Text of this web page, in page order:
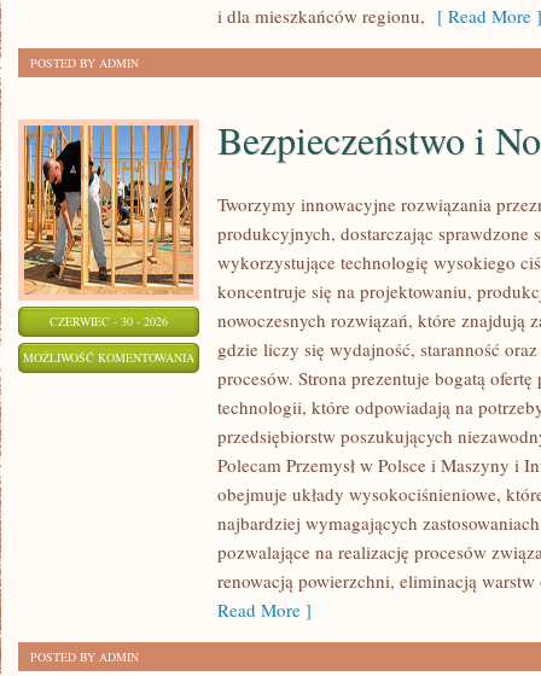
i dla mieszkańców regionu, [ Read More ]
POSTED BY ADMIN
CZERWIEC - 30 - 2026
MOŻLIWOŚĆ KOMENTOWANIA BEZPIECZEŃSTWO
NORMY
Bezpieczeństwo i
Tworzymy innowacyjne rozwiązania
produkcyjnych, dostarczając sprawdzone
wykorzystujące technologię wysokiego
koncentruje się na projektowaniu,
nowoczesnych rozwiązań, które znajdują
gdzie liczy się wydajność, staranność
procesów. Strona prezentuje bogatą ofertę
technologii, które odpowiadają na
przedsiębiorstw poszukujących
Polecam Przemysł w Polsce i Maszyny i
obejmuje układy wysokociśnieniowe,
najbardziej wymagających
pozwalające na realizację procesów
renowacją powierzchni, eliminacją
Read More ]
POSTED BY ADMIN